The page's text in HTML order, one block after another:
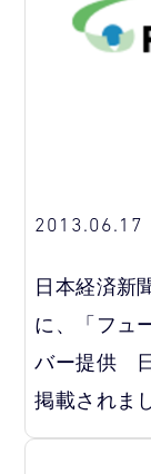
2013.06.17
日本経済新
に、「フュ
バー提供
掲載されま